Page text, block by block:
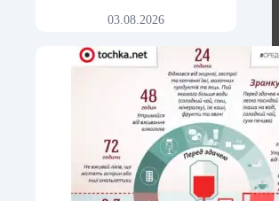
03.08.2026